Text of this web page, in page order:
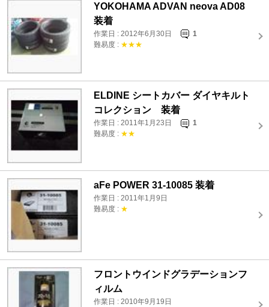
YOKOHAMA ADVAN neova AD08
装着
作業日 : 2012年6月30日
1
難易度 : ★★★
ELDINE シートカバー ダイヤキルト
コレクション 装着
作業日 : 2011年1月23日
1
難易度 : ★★
aFe POWER 31-10085 装着
作業日 : 2011年1月9日
難易度 : ★
フロントウインドグラデーションフ
ィルム
作業日 : 2010年9月19日